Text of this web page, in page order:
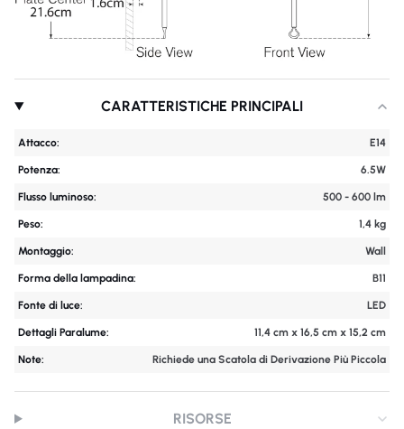
CARATTERISTICHE PRINCIPALI
Attacco: E14
Potenza: 6.5W
Flusso luminoso: 500 - 600 lm
Peso: 1,4 kg
Montaggio: Wall
Forma della lampadina: B11
Fonte di luce: LED
Dettagli Paralume: 11,4 cm x 16,5 cm x 15,2 cm
Note: Richiede una Scatola di Derivazione Più Piccola
RISORSE